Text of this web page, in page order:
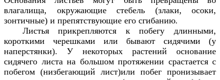
влагалища, окружающие стебель (злаки, осоки,
зонтичные) и препятствующие его сгибанию.
Листья прикрепляются к побегу длинными,
короткими черешками или бывают сидячими (у
наперстянки). У некоторых растений основание
сидячего листа на большом протяжении срастается с
побегом (низбегающий лист)или побег пронизывает